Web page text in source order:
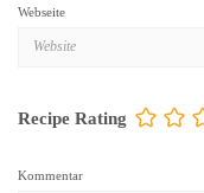
Webseite
Recipe Rating
Kommentar